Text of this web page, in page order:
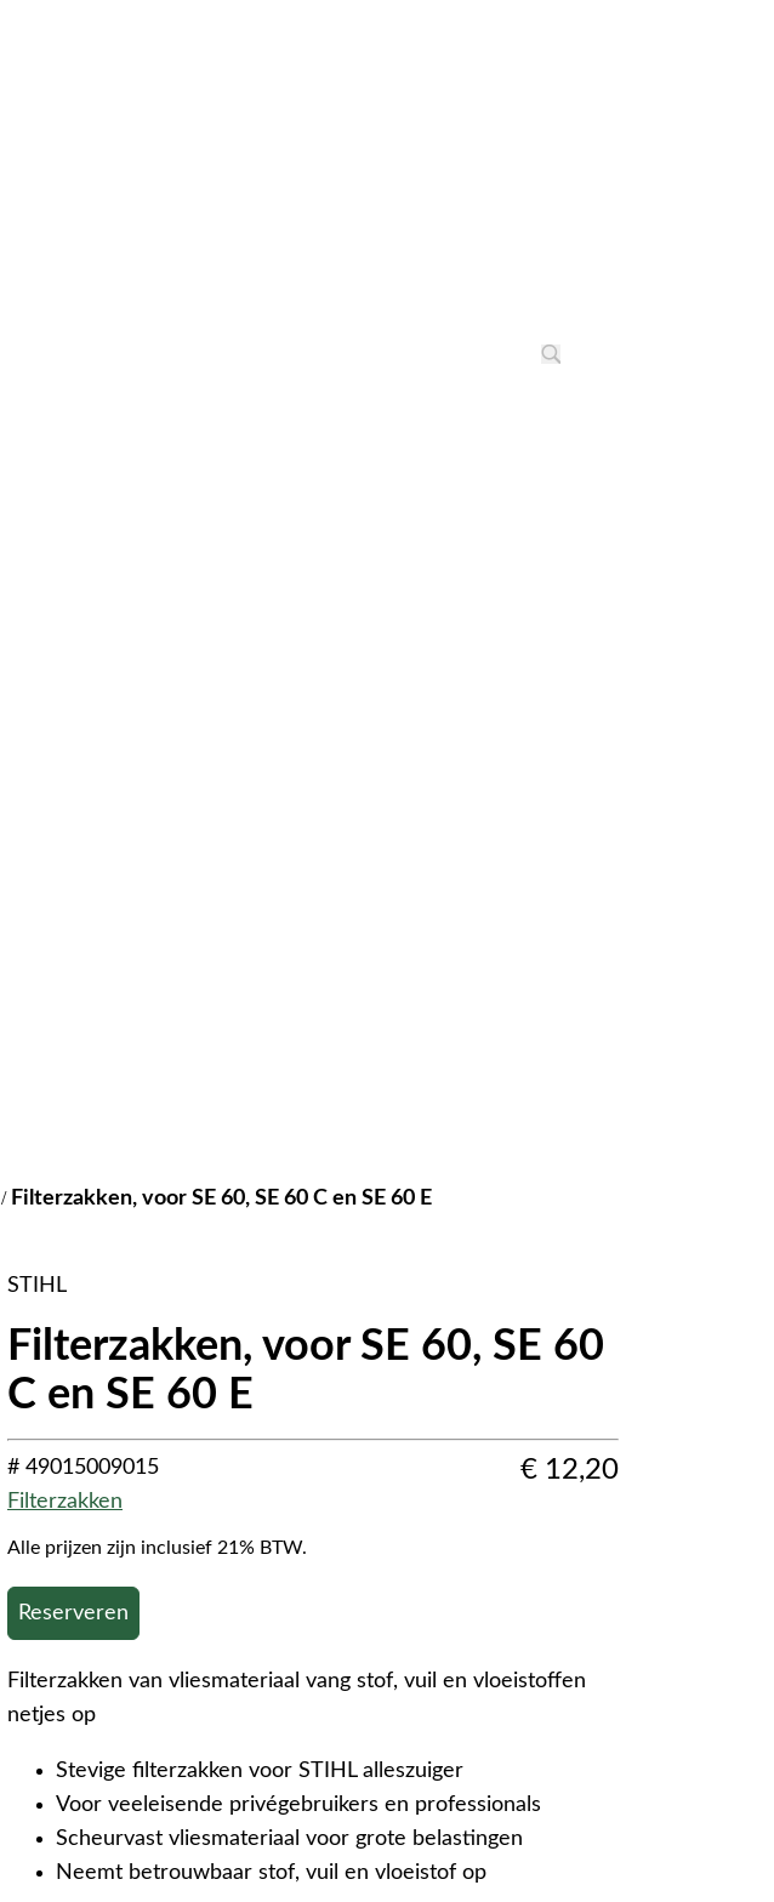
/ Filterzakken, voor SE 60, SE 60 C en SE 60 E
STIHL
Filterzakken, voor SE 60, SE 60
C en SE 60 E
# 49015009015
Filterzakken
€ 12,20
Alle prijzen zijn inclusief 21% BTW.
Reserveren
Filterzakken van vliesmateriaal vang stof, vuil en vloeistoffen
netjes op
Stevige filterzakken voor STIHL alleszuiger
Voor veeleisende privégebruikers en professionals
Scheurvast vliesmateriaal voor grote belastingen
Neemt betrouwbaar stof, vuil en vloeistof op